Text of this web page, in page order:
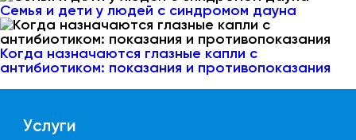
Семья и дети у людей с синдромом дауна
Когда назначаются глазные капли с
антибиотиком: показания и противопоказания
Услуги